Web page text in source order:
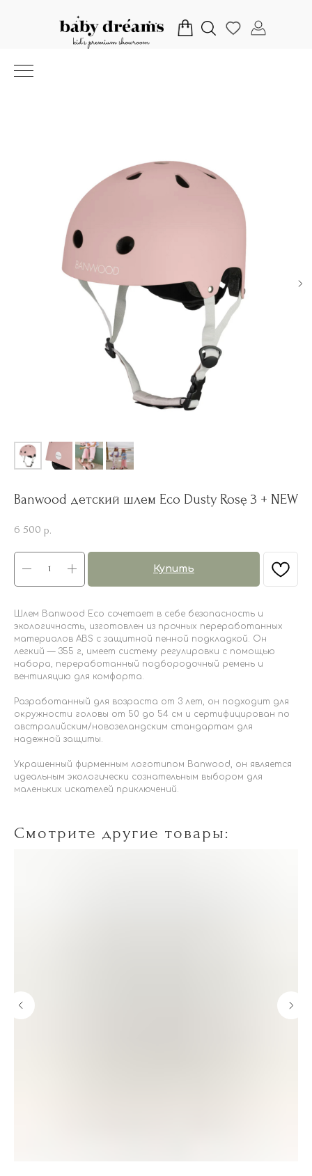
Banwood детский шлем Eco Dusty Rosę 3 + NEW
6 500 р.
Купить
Шлем Banwood Eco сочетает в себе безопасность и
экологичность, изготовлен из прочных переработанных
материалов ABS с защитной пенной подкладкой. Он
легкий — 355 г, имеет систему регулировки с помощью
набора, переработанный подбородочный ремень и
вентиляцию для комфорта.
Разработанный для возраста от 3 лет, он подходит для
окружности головы от 50 до 54 см и сертифицирован по
австралийским/новозеландским стандартам для
надежной защиты.
Украшенный фирменным логотипом Banwood, он является
идеальным экологически сознательным выбором для
маленьких искателей приключений.
Смотрите другие товары: